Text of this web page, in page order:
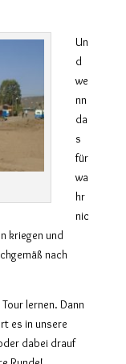
Un
d
we
nn
da
s
für
wa
hr
nic
kriegen und
nach
lernen. Dann
es in unsere
dabei drauf